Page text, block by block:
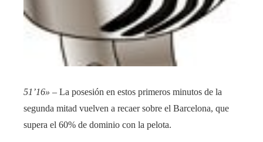
51’16» – La posesión en estos primeros minutos de la
segunda mitad vuelven a recaer sobre el Barcelona, que
supera el 60% de dominio con la pelota.